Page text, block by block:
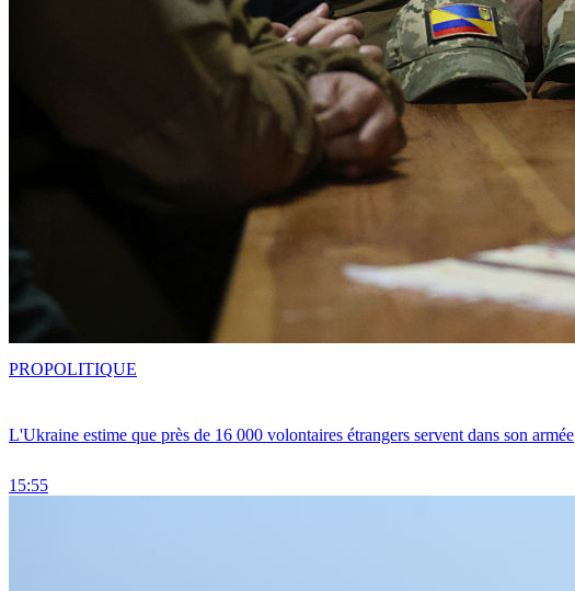
L'Ukraine estime que près de 16 000 volontaires étrangers servent dans son armée
15:55
PROPOLITIQUE